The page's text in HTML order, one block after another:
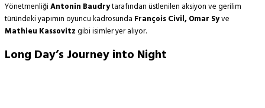
YönetmenliğiAntonin Baudrytarafından üstlenilen aksiyon ve gerilim
türündeki yapımın oyuncu kadrosunda François Civil, Omar Syve
Mathieu Kassovitz gibi isimler yer alıyor.
Long Day’s Journey into Night